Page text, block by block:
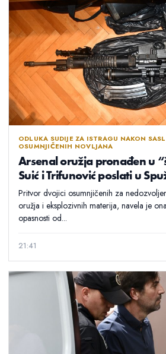
ODLUKA SUDIJE ZA ISTRAGU NAKON
OSUMNJIČENIH NOVLJANA
Arsenal oružja pronađen u
Suić i Trifunović poslati u
Pritvor dvojici osumnjičenih za
oružja i eksplozivnih materija, navela je
opasnosti od...
21:41